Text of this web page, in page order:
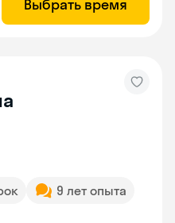
Выбрать время
9 лет опыта